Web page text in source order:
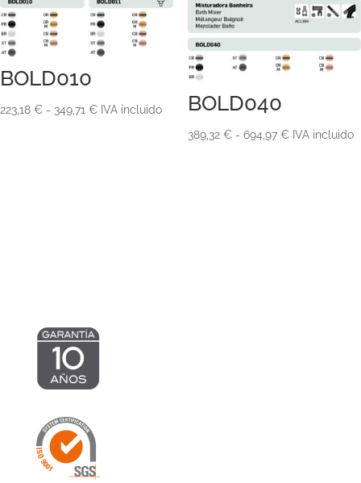
BOLD010
223,18 € - 349,71 €Rango
IVA incluido BOLD040
389,32 € - 694,97 €Rango
IVA incluido